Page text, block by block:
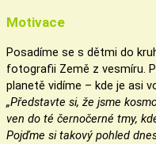
Motivace
Posadíme se s dětmi do
fotografii Země z vesmíru.
planetě vidíme – kde je asi
„Představte si, že jsme
ven do té černočerné tmy,
Pojďme si takový pohled